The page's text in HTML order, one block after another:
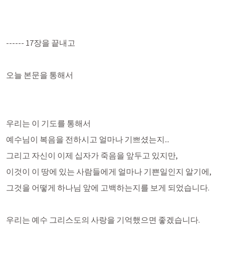
------ 17장을 끝내고
오늘 본문을 통해서
우리는 이 기도를 통해서
예수님이 복음을 전하시고 얼마나 기쁘셨는지...
그리고 자신이 이제 십자가 죽음을 앞두고 있지만,
이것이 이 땅에 있는 사람들에게 얼마나 기쁜일인지 알기에,
그것을 어떻게 하나님 앞에 고백하는지를 보게 되었습니다.
우리는 예수 그리스도의 사랑을 기억했으면 좋겠습니다.